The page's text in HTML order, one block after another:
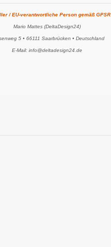
/ EU-verantwortliche Person gemäß GPSR
Mario Mattes (DeltaDesign24)
5 • 66111 Saarbrücken • Deutschland
E-Mail: info@deltadesign24.de